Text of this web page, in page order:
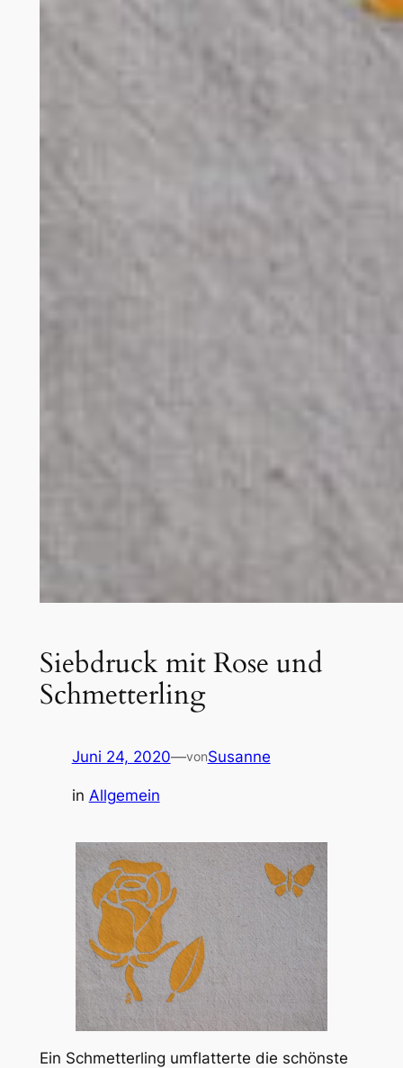
Siebdruck mit Rose und
Schmetterling
Juni 24, 2020—vonSusanne
in Allgemein
Ein Schmetterling umflatterte die schönste